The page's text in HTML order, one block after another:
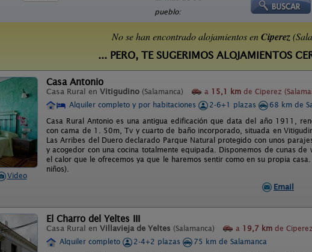
pueblo:
No se han encontrado alojamientos enCiperez
... PERO, TE SUGERIMOS ALOJAMIENTOS
Video
Casa Antonio
Casa Rural en Vitigudino (Salamanca) a 15,1 km de Ciperez
Alquiler completo y por habitaciones
2-6+1 plazas
68 km de
Casa Rural Antonio es una antigua edificación que data del año 1911,
con cama de 1. 50m, Tv y cuarto de baño incorporado, situada en
Las Arribes del Duero declarado Parque Natural protegido con unos
y acogedor con una cocina totalmente equipada. Disponemos de cunas
el calor que le ofrecemos ya que le haremos sentir como en su propia
niños).
Email
El Charro del Yeltes III
Casa Rural en Villavieja de Yeltes (Salamanca) a 19,7 km de
Alquiler completo
2-4+2 plazas
75 km de Salamanca